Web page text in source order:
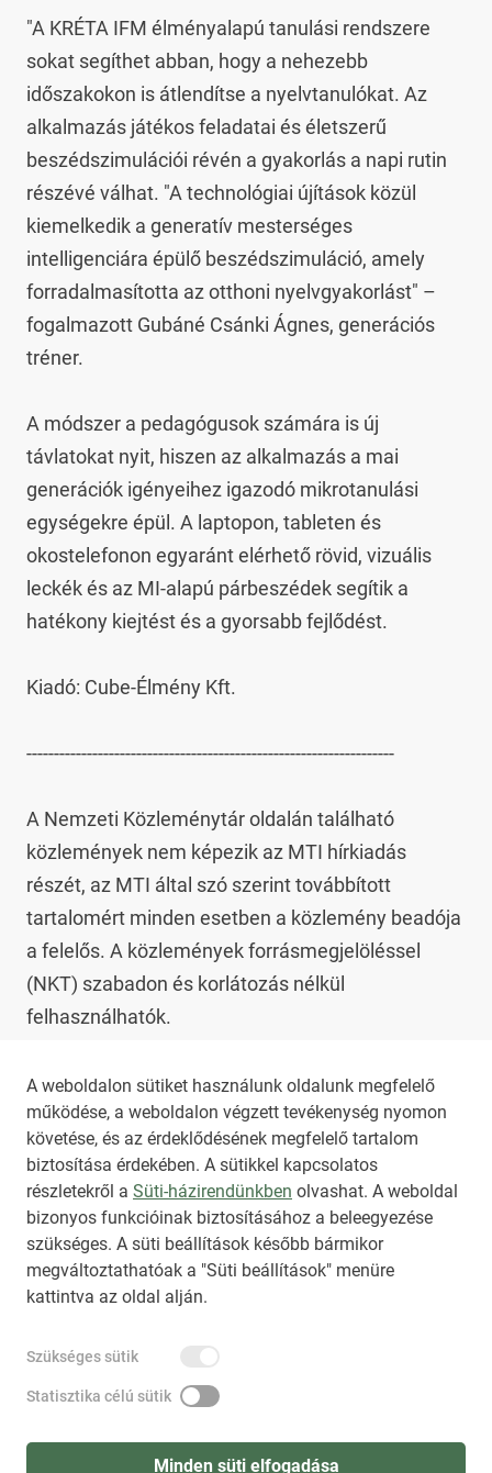
A weboldalon sütiket használunk oldalunk megfelelő
működése, a weboldalon végzett tevékenység nyomon
követése, és az érdeklődésének megfelelő tartalom
biztosítása érdekében. A sütikkel kapcsolatos
részletekről a Süti-házirendünkben olvashat. A weboldal
bizonyos funkcióinak biztosításához a beleegyezése
szükséges. A süti beállítások később bármikor
megváltoztathatóak a "Süti beállítások" menüre
kattintva az oldal alján.
Szükséges sütik
Statisztika célú sütik
Minden süti elfogadása
"A KRÉTA IFM élményalapú tanulási rendszere
sokat segíthet abban, hogy a nehezebb
időszakokon is átlendítse a nyelvtanulókat. Az
alkalmazás játékos feladatai és életszerű
beszédszimulációi révén a gyakorlás a napi rutin
részévé válhat. "A technológiai újítások közül
kiemelkedik a generatív mesterséges
intelligenciára épülő beszédszimuláció, amely
forradalmasította az otthoni nyelvgyakorlást" –
fogalmazott Gubáné Csánki Ágnes, generációs
tréner.
A módszer a pedagógusok számára is új
távlatokat nyit, hiszen az alkalmazás a mai
generációk igényeihez igazodó mikrotanulási
egységekre épül. A laptopon, tableten és
okostelefonon egyaránt elérhető rövid, vizuális
leckék és az MI-alapú párbeszédek segítik a
hatékony kiejtést és a gyorsabb fejlődést.
Kiadó: Cube-Élmény Kft.
-------------------------------------------------------------------
A Nemzeti Közleménytár oldalán található
közlemények nem képezik az MTI hírkiadás
részét, az MTI által szó szerint továbbított
tartalomért minden esetben a közlemény beadója
a felelős. A közlemények forrásmegjelöléssel
(NKT) szabadon és korlátozás nélkül
felhasználhatók.
Az NKT szolgáltatással kapcsolatban további
információt az nkt@dunamsz.hu elektronikus
levelező címen kaphat.
HIRADO.HU MEDIAKLIKK.HU
M4SPORT.HU NEMZETISPORT.HU
NEMZETI KÖZLEMÉNYTÁR MEGRENDELÉS
AKADÁLYMENTESÍTÉSI NYILATKOZAT
SÚGÓ